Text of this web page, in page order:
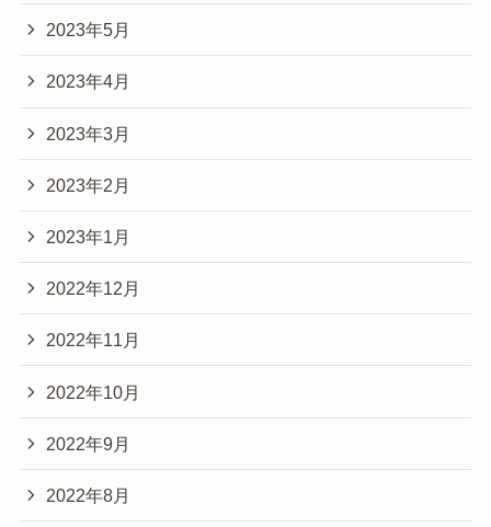
2023年5月
2023年4月
2023年3月
2023年2月
2023年1月
2022年12月
2022年11月
2022年10月
2022年9月
2022年8月